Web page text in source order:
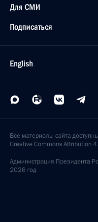
Для СМИ
Подписаться
English
Все материалы сайта
Creative Commons Attribution
Администрация Президента
2026 год